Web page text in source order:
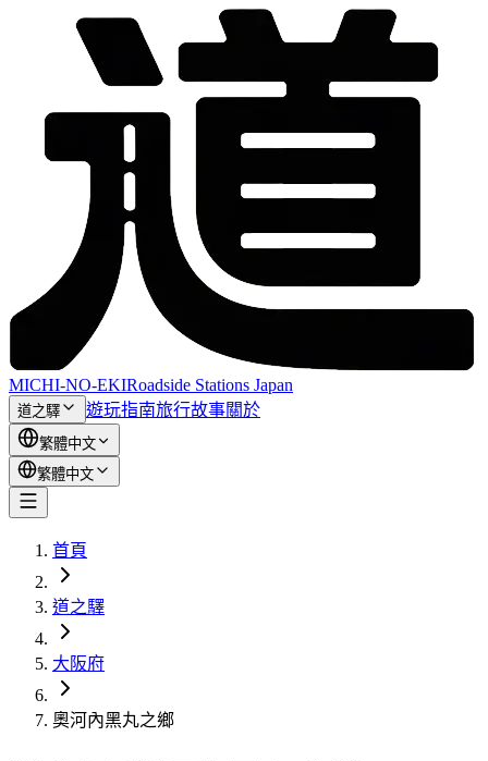
MICHI-NO-EKIRoadside Stations Japan
道之驛 遊玩指南旅行故事關於
繁體中文
繁體中文
首頁
道之驛
大阪府
奧河內黑丸之鄉